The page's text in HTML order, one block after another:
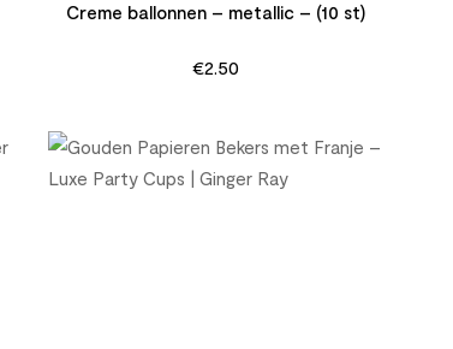
Creme ballonnen – metallic – (10 st)
€2.50